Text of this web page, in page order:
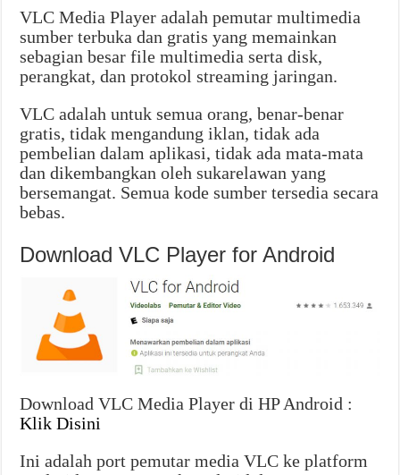
VLC Media Player adalah pemutar multimedia
sumber terbuka dan gratis yang memainkan
sebagian besar file multimedia serta disk,
perangkat, dan protokol streaming jaringan.
VLC adalah untuk semua orang, benar-benar
gratis, tidak mengandung iklan, tidak ada
pembelian dalam aplikasi, tidak ada mata-mata
dan dikembangkan oleh sukarelawan yang
bersemangat. Semua kode sumber tersedia secara
bebas.
Download VLC Player for Android
Download VLC Media Player di HP Android :
Klik Disini
Ini adalah port pemutar media VLC ke platform